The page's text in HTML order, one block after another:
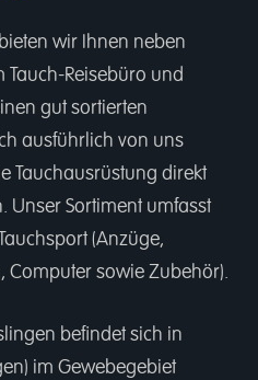
wir Ihnen neben
Tauch-Reisebüro und
gut sortierten
ausführlich von uns
Tauchausrüstung direkt
Unser Sortiment umfasst
(Anzüge,
Computer sowie Zubehör).
befindet sich in
im Gewebegebiet